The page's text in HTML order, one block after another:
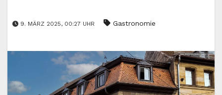
9. MÄRZ 2025, 00:27 UHR Gastronomie